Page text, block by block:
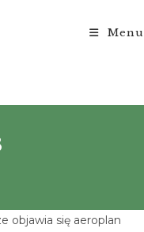
Menu
objawia się aeroplan